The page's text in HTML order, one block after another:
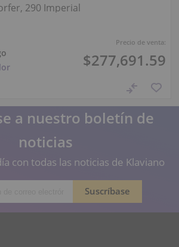
Precio de venta:
$277,691.59
290 Imperial
a nuestro boletín de
noticias
con todas las noticias de Klaviano